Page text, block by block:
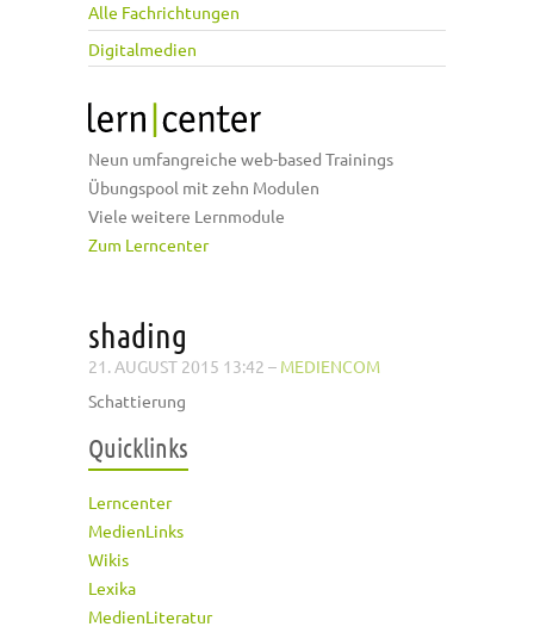
Alle Fachrichtungen
Digitalmedien
Neun umfangreiche web-based Trainings
Übungspool mit zehn Modulen
Viele weitere Lernmodule
Zum Lerncenter
shading
21. AUGUST 2015 13:42 – MEDIENCOM
Schattierung
Quicklinks
Lerncenter
MedienLinks
Wikis
Lexika
MedienLiteratur